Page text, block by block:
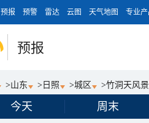
预报 预警 雷达 云图 天气地图 专业产
预报
>山东 > 日照 >城区 >竹洞天风
今天 周末